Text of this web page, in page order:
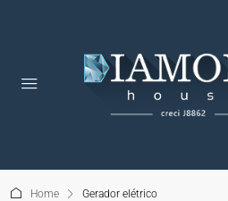
Home Gerador elétrico